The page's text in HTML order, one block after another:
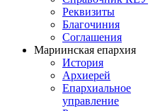
Реквизиты
Благочиния
Соглашения
Мариинская епархия
История
Архиерей
Епархиальное
управление